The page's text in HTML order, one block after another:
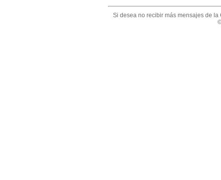
Si desea no recibir más mensajes de